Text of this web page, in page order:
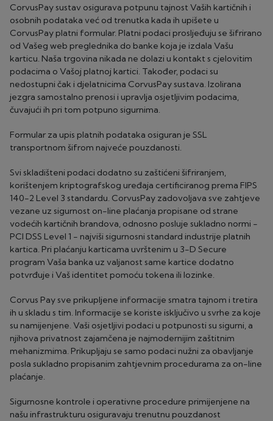
CorvusPay sustav osigurava potpunu tajnost Vaših kartičnih i
osobnih podataka već od trenutka kada ih upišete u
CorvusPay platni formular. Platni podaci prosljeđuju se šifrirano
od Vašeg web preglednika do banke koja je izdala Vašu
karticu. Naša trgovina nikada ne dolazi u kontakt s cjelovitim
podacima o Vašoj platnoj kartici. Također, podaci su
nedostupni čak i djelatnicima CorvusPay sustava. Izolirana
jezgra samostalno prenosi i upravlja osjetljivim podacima,
čuvajući ih pri tom potpuno sigurnima.
Formular za upis platnih podataka osiguran je SSL
transportnom šifrom najveće pouzdanosti.
Svi skladišteni podaci dodatno su zaštićeni šifriranjem,
korištenjem kriptografskog uređaja certificiranog prema FIPS
140-2 Level 3 standardu. CorvusPay zadovoljava sve zahtjeve
vezane uz sigurnost on-line plaćanja propisane od strane
vodećih kartičnih brandova, odnosno posluje sukladno normi -
PCI DSS Level 1 - najviši sigurnosni standard industrije platnih
kartica. Pri plaćanju karticama uvrštenim u 3-D Secure
program Vaša banka uz valjanost same kartice dodatno
potvrđuje i Vaš identitet pomoću tokena ili lozinke.
Corvus Pay sve prikupljene informacije smatra tajnom i tretira
ih u skladu s tim. Informacije se koriste isključivo u svrhe za koje
su namijenjene. Vaši osjetljivi podaci u potpunosti su sigurni, a
njihova privatnost zajamčena je najmodernijim zaštitnim
mehanizmima. Prikupljaju se samo podaci nužni za obavljanje
posla sukladno propisanim zahtjevnim procedurama za on-line
plaćanje.
Sigurnosne kontrole i operativne procedure primijenjene na
našu infrastrukturu osiguravaju trenutnu pouzdanost